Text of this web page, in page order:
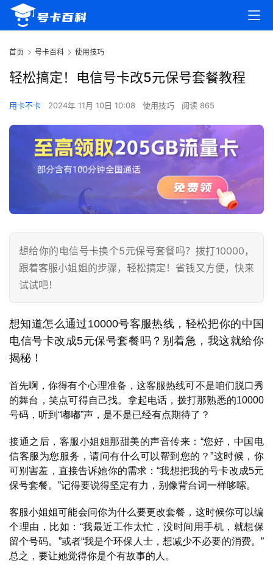
首页 号卡百科 使用技巧
轻松搞定！电信号卡改5元保号套餐教程
用卡不卡 2024年 11月 10日 10:08 使用技巧 阅读 865
想给你的电信号卡换个5元保号套餐吗？拨打10000，
跟着客服小姐姐的步骤，轻松搞定！省钱又方便，快来
试试吧！
想知道怎么通过10000号客服热线，轻松把你的中国
电信号卡改成5元保号套餐吗？别着急，我这就给你
揭秘！
首先啊，你得有个心理准备，这客服热线可不是咱们脱口秀
的舞台，笑点可得自己找。拿起电话，拨打那熟悉的10000
号码，听到“嘟嘟”声，是不是已经有点期待了？
接通之后，客服小姐姐那甜美的声音传来：“您好，中国电
信客服为您服务，请问有什么可以帮到您的？”这时候，你
可别害羞，直接告诉她你的需求：“我想把我的号卡改成5元
保号套餐。”记得要说得坚定有力，别像背台词一样哆嗦。
客服小姐姐可能会问你为什么要更改套餐，这时候你可以编
个理由，比如：“我最近工作太忙，没时间用手机，就想保
留个号码。”或者“我是个环保人士，想减少不必要的消费。”
总之，要让她觉得你是个有故事的人。